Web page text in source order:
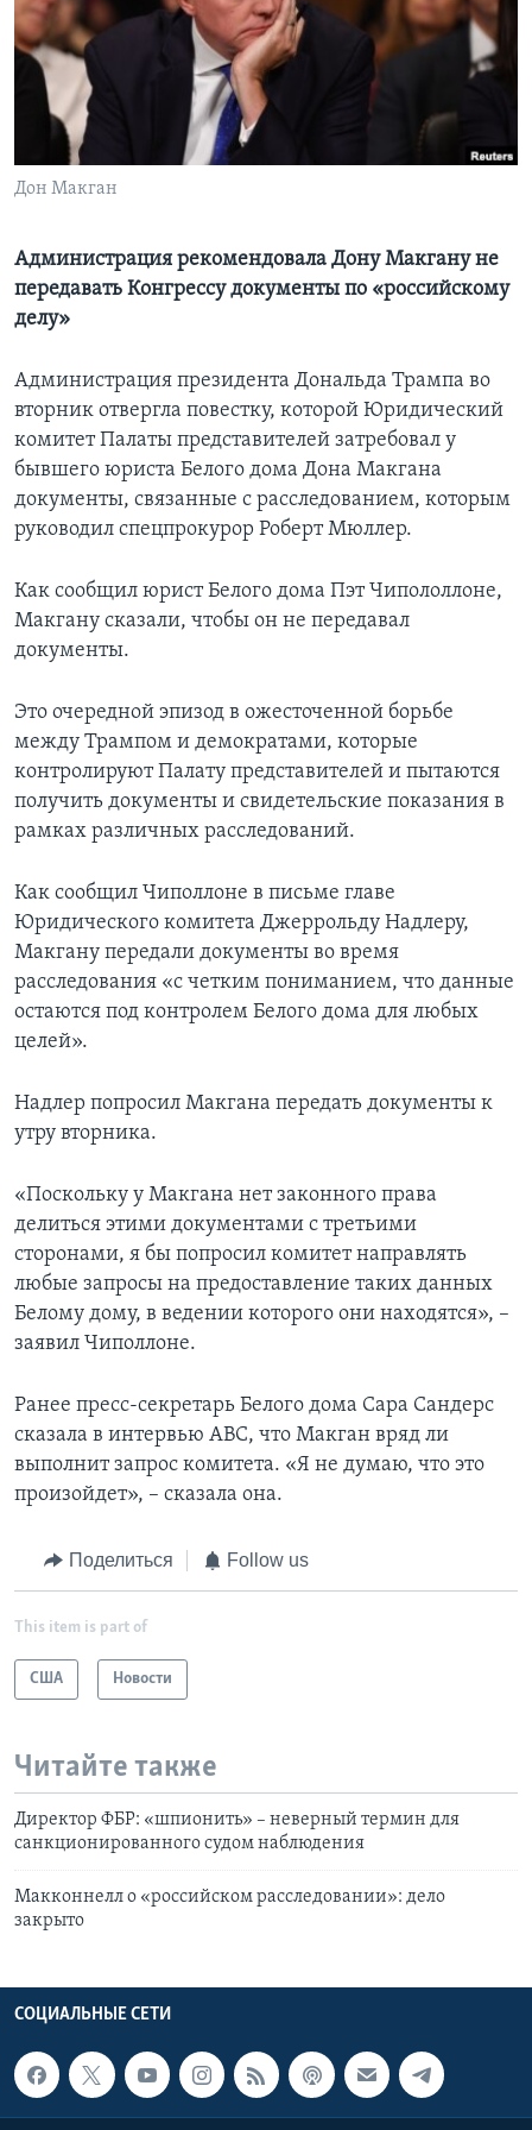
Learning English
СОЦИАЛЬНЫЕ СЕТИ
Дон Макган
Администрация рекомендовала Дону Макгану не
передавать Конгрессу документы по «российскому
делу»
Администрация президента Дональда Трампа во
вторник отвергла повестку, которой Юридический
комитет Палаты представителей затребовал у
бывшего юриста Белого дома Дона Макгана
документы, связанные с расследованием, которым
руководил спецпрокурор Роберт Мюллер.
Как сообщил юрист Белого дома Пэт Чипололлоне,
Макгану сказали, чтобы он не передавал
документы.
Это очередной эпизод в ожесточенной борьбе
между Трампом и демократами, которые
контролируют Палату представителей и пытаются
получить документы и свидетельские показания в
рамках различных расследований.
Как сообщил Чиполлоне в письме главе
Юридического комитета Джеррольду Надлеру,
Макгану передали документы во время
расследования «с четким пониманием, что данные
остаются под контролем Белого дома для любых
целей».
Надлер попросил Макгана передать документы к
утру вторника.
«Поскольку у Макгана нет законного права
делиться этими документами с третьими
сторонами, я бы попросил комитет направлять
любые запросы на предоставление таких данных
Белому дому, в ведении которого они находятся», –
заявил Чиполлоне.
Ранее пресс-секретарь Белого дома Сара Сандерс
сказала в интервью ABC, что Макган вряд ли
выполнит запрос комитета. «Я не думаю, что это
произойдет», – сказала она.
Поделиться Follow us
This item is part of
США Новости
Читайте также
Директор ФБР: «шпионить» – неверный термин для
санкционированного судом наблюдения
Макконнелл о «российском расследовании»: дело
закрыто
СОЦИАЛЬНЫЕ СЕТИ